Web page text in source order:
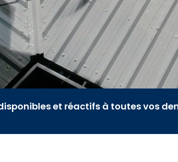
et réactifs à toutes vos